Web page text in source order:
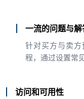
一流的问题与解
针对买方与卖
程，通过设置常
访问和可用性